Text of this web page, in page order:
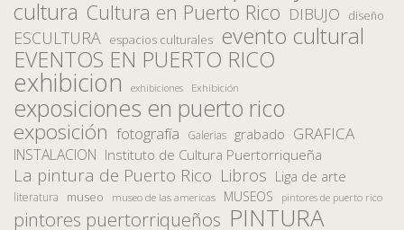
cultura Cultura en Puerto Rico DIBUJO diseño
ESCULTURA espacios culturales evento cultural
EVENTOS EN PUERTO RICO
exhibicion exhibiciones Exhibición
exposiciones en puerto rico
exposición fotografía Galerias grabado GRAFICA
INSTALACION Instituto de Cultura Puertorriqueña
La pintura de Puerto Rico Libros Liga de arte
literatura museo museo de las americas MUSEOS pintores de puerto rico
pintores puertorriqueños PINTURA